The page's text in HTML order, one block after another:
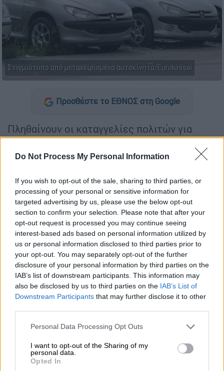
Do Not Process My Personal Information
If you wish to opt-out of the sale, sharing to third parties, or
processing of your personal or sensitive information for
targeted advertising by us, please use the below opt-out
section to confirm your selection. Please note that after your
opt-out request is processed you may continue seeing
interest-based ads based on personal information utilized by
us or personal information disclosed to third parties prior to
your opt-out. You may separately opt-out of the further
disclosure of your personal information by third parties on the
IAB’s list of downstream participants. This information may
also be disclosed by us to third parties on the IAB’s List of
Downstream Participants that may further disclose it to other
Please note that this website/app uses one or more Google
not limited to your visit or usage behaviour. You may click to
grant or deny consent to Google and its third-party tags to
use your data for below specified purposes in below Google
Personal Data Processing Opt Outs
I want to opt-out of the Sharing of my
personal data.
Opted In
Στιγμιότυπο από μεταχειρισμένα αυτοκίνητα/Eurokinissi
Προσθέστε το ΕΘΝΟΣ στη Google
Πληθαίνουν οι καταγγελίες πολιτών για
απάτη απόεταιρεία μεταχειρισμένων
αυτοκινήτωνστα δυτικά προάστια. Σύμφωνα
πολίτες πλήρωσανγια μεταχειρισμένο
αυτοκίνητο, ωστόσο ακόμητο… περιμένουν
«Δυστυχώς την πατήσαμε, όπως και πολλοί
άλλοι, αν και σε αυτή την ηλικία, την
πατήσαμε, 2 Ιουλίου του 2022 φέτος. Πήγα
εκεί, μίλησα μαζί του, από το σύνολο του
ποσού 6000 ευρώ και θα μου το παρέδιδε σε
10-15 ημέρες. Και χαρτί μου υπέγραψε ότι θα
μου το παραδώσει2 Σεπτέμβρηκαι θα μου
όχι αμάξι, ούτε χρήματα, ούτε τίποτα δεν
έχω πάρει» κατήγγειλε θύμα απάτης
μιλώντας στο MEGA.